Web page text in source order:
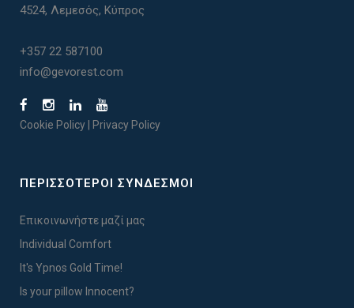
4524, Λεμεσός, Κύπρος
+357 22 587100
info@gevorest.com
Cookie Policy Privacy Policy
ΠΕΡΙΣΣΟΤΕΡΟΙ ΣΥΝΔΕΣΜΟΙ
Επικοινωνήστε μαζί μας
Individual Comfort
It's Ypnos Gold Time!
Is your pillow Innocent?